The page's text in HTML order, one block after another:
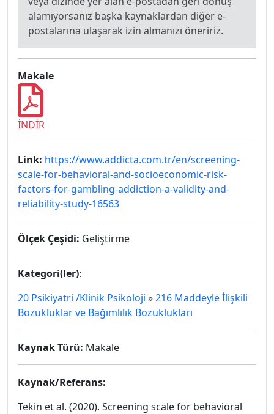
alamıyorsanız başka kaynaklardan diğer e-
postalarına ulaşarak izin almanızı öneririz.
Makale
İNDİR
Link: https://www.addicta.com.tr/en/screening-
scale-for-behavioral-and-socioeconomic-risk-
factors-for-gambling-addiction-a-validity-and-
reliability-study-16563
Ölçek Çeşidi: Geliştirme
Kategori(ler):
20 Psikiyatri /Klinik Psikoloji »216 Maddeyle İlişkili
Bozukluklar ve Bağımlılık Bozuklukları
Kaynak Türü: Makale
Kaynak/Referans:
Tekin et al. (2020). Screening scale for behavioral